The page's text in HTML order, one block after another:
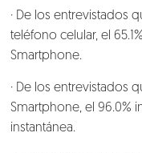
· De los entrevistados
teléfono celular, el
Smartphone.
· De los entrevistados
Smartphone, el 96.0%
instantánea.